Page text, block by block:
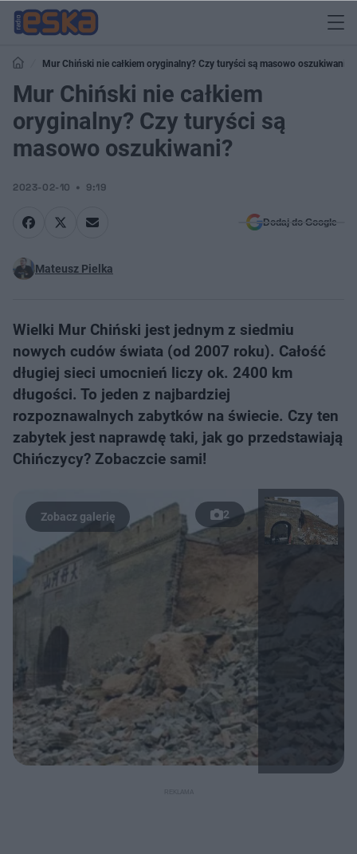
Mur Chiński nie całkiem oryginalny? Czy turyści są masowo oszukiwani?
Mur Chiński nie całkiem
oryginalny? Czy turyści są
masowo oszukiwani?
2023-02-10 9:19
Dodaj do Google
Mateusz Pielka
Wielki Mur Chiński jest jednym z siedmiu
nowych cudów świata (od 2007 roku). Całość
długiej sieci umocnień liczy ok. 2400 km
długości. To jeden z najbardziej
rozpoznawalnych zabytków na świecie. Czy ten
zabytek jest naprawdę taki, jak go przedstawiają
Chińczycy? Zobaczcie sami!
2